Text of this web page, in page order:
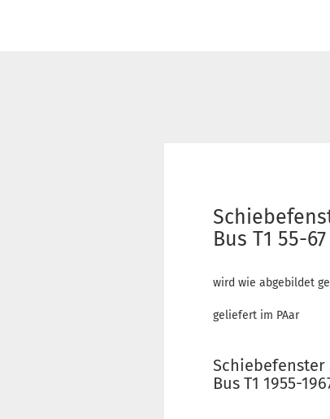
Bus T1 55-
wird wie abgebildet
geliefert im PAar
Schiebefenster
Bus T1 1955-